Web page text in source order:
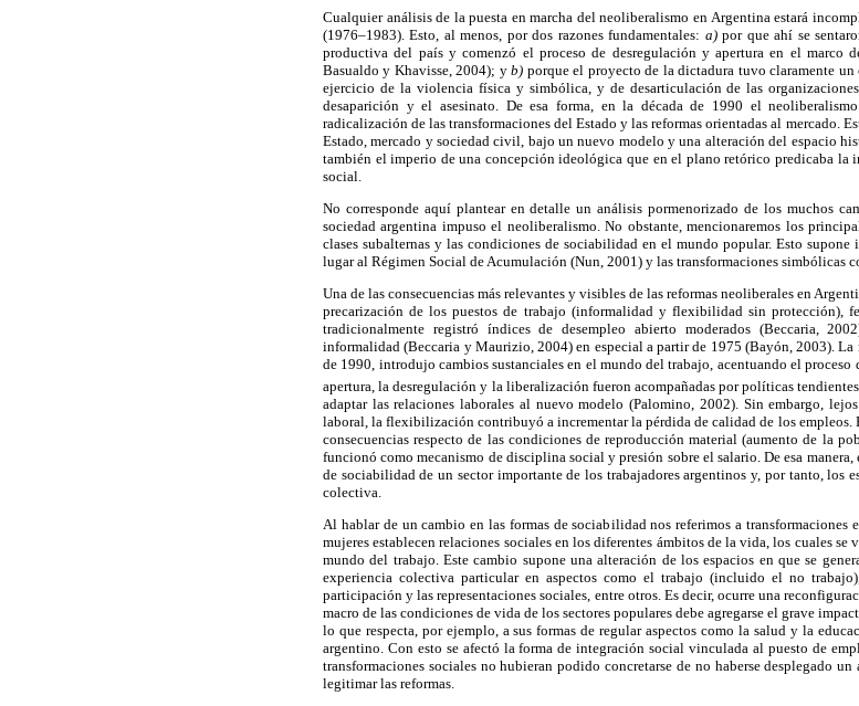
Cualquier análisis de la puesta en marcha del neoliberalismo en Argentina estará
(1976–1983). Esto, al menos, por dos razones fundamentales: a)por que ahí se
productiva del país y comenzó el proceso de desregulación y apertura en el marco
Basualdo y Khavisse, 2004); yb) porque el proyecto de la dictadura tuvo claramente
ejercicio de la violencia física y simbólica, y de desarticulación de las
desaparición y el asesinato. De esa forma, en la década de 1990 el
radicalización de las transformaciones del Estado y las reformas orientadas al mercado.
Estado, mercado y sociedad civil, bajo un nuevo modelo y una alteración del espacio
también el imperio de una concepción ideológica que en el plano retórico predicaba
social.
No corresponde aquí plantear en detalle un análisis pormenorizado de los muchos
sociedad argentina impuso el neoliberalismo. No obstante, mencionaremos los
clases subalternas y las condiciones de sociabilidad en el mundo popular. Esto
lugar al Régimen Social de Acumulación (Nun, 2001) y las transformaciones simbólicas
Una de las consecuencias más relevantes y visibles de las reformas neoliberales en
precarización de los puestos de trabajo (informalidad y flexibilidad sin protección),
tradicionalmente registró índices de desempleo abierto moderados (Beccaria,
informalidad (Beccaria y Maurizio, 2004) en especial a partir de 1975 (Bayón, 2003). La
de 1990, introdujo cambios sustanciales en el mundo del trabajo, acentuando el proceso
apertura, la desregulación y la liberalización fueron acompañadas por políticas
adaptar las relaciones laborales al nuevo modelo (Palomino, 2002). Sin embargo,
laboral, la flexibilización contribuyó a incrementar la pérdida de calidad de los empleos.
consecuencias respecto de las condiciones de reproducción material (aumento de la
funcionó como mecanismo de disciplina social y presión sobre el salario. De esa
de sociabilidad de un sector importante de los trabajadores argentinos y, por tanto, los
colectiva.
Al hablar de un cambio en las formas de sociabilidad nos referimos a transformaciones
mujeres establecen relaciones sociales en los diferentes ámbitos de la vida, los cuales
mundo del trabajo. Este cambio supone una alteración de los espacios en que se
experiencia colectiva particular en aspectos como el trabajo (incluido el no
participación y las representaciones sociales, entre otros. Es decir, ocurre una
macro de las condiciones de vida de los sectores populares debe agregarse el grave
lo que respecta, por ejemplo, a sus formas de regular aspectos como la salud y la
argentino. Con esto se afectó la forma de integración social vinculada al puesto de
transformaciones sociales no hubieran podido concretarse de no haberse desplegado
legitimar las reformas.